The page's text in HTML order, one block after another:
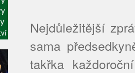
Nejdůležitější
sama
takřka